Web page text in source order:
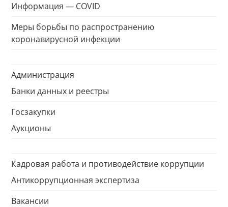
Информация — COVID
Меры борьбы по распространению
коронавирусной инфекции
Администрация
Банки данных и реестры
Госзакупки
Аукционы
Кадровая работа и противодействие коррупции
Антикоррупционная экспертиза
Вакансии